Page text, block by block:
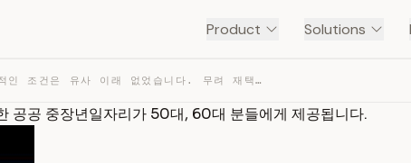
Product Solutions
이런 파격적인 조건은 유사 이래 없었습니다. 무려 재택도 가능한 공공 중장년일자리가 50대, 60대… — TRANSCRIPT
공공 중장년일자리가 50대, 60대 분들에게 제공됩니다.